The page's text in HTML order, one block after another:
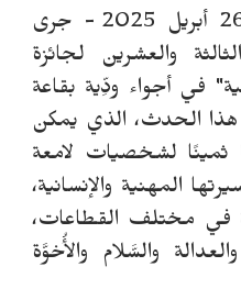
الإيطالية نيوز، الجمعة 26 أبريل 2025 - جرى
والعشرين لجائزة
الدولية" في أجواء ودِّية بقاعة
الحدث، الذي يمكن
ثمينًا لشخصيات لامعة
المهنية والإنسانية،
في مختلف القطاعات،
والسَّلام والأُخوَّة